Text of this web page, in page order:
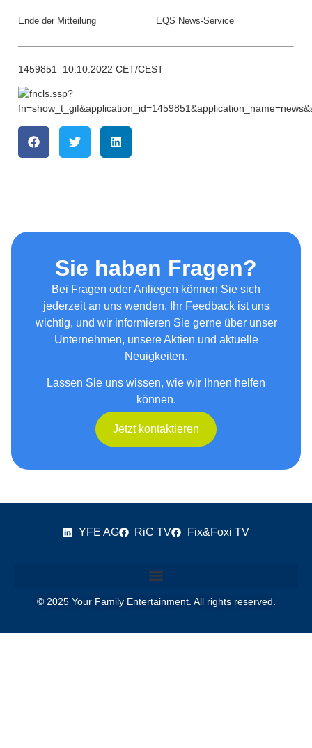
Ende der Mitteilung EQS News-Service
1459851 10.10.2022 CET/CEST
Sie haben Fragen?
Bei Fragen oder Anliegen können Sie sich
jederzeit an uns wenden. Ihr Feedback ist uns
wichtig, und wir informieren Sie gerne über unser
Unternehmen, unsere Aktien und aktuelle
Neuigkeiten.
Lassen Sie uns wissen, wie wir Ihnen helfen
können.
Jetzt kontaktieren
YFE AG RiC TV Fix&Foxi TV
© 2025 Your Family Entertainment. All rights reserved.